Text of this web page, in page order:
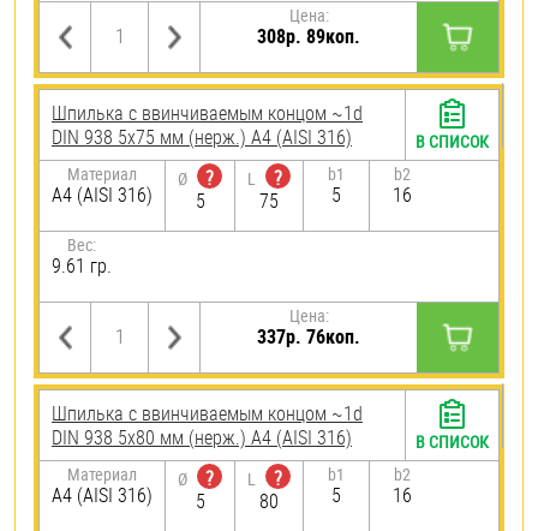
Цена:
308р. 89коп.
Шпилька c ввинчиваемым концом ~1d
DIN 938 5х75 мм (нерж.) A4 (AISI 316)
Материал
A4 (AISI 316)
Ø
?
5
L
?
75
b1
5
b2
16
Вес:
9.61 гр.
Цена:
337р. 76коп.
В СПИСОК
Шпилька c ввинчиваемым концом ~1d
DIN 938 5х80 мм (нерж.) A4 (AISI 316)
Материал
A4 (AISI 316)
Ø
?
5
L
?
80
b1
5
b2
16
В СПИСОК